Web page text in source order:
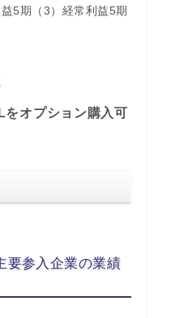
5期（3）経常利益5期
をオプション購入可
参入企業の業績